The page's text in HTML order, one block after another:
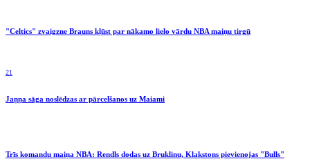
"Celtics" zvaigzne Brauns kļūst par nākamo lielo vārdu NBA maiņu tirgū
21
Jaņņa sāga noslēdzas ar pārcelšanos uz Maiami
Trīs komandu maiņa NBA: Rendls dodas uz Bruklinu, Klakstons pievienojas "Bulls"